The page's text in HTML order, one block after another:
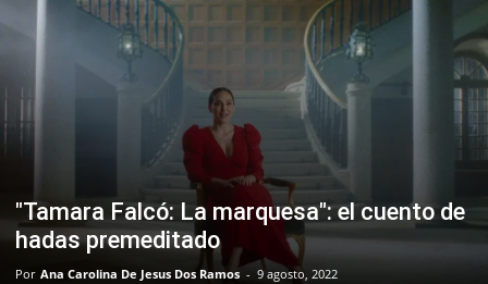
"Tamara Falcó: La marquesa": el cuento de
hadas premeditado
Por Ana Carolina De Jesus Dos Ramos - 9 agosto, 2022